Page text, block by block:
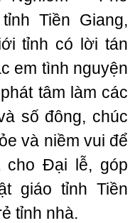
Tiền Giang,
tỉnh có lời tán
em tình nguyện
tâm làm các
số đông, chúc
và niềm vui để
cho Đại lễ, góp
giáo tỉnh Tiền
tỉnh nhà.